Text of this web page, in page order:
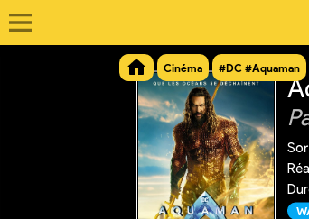
Cinéma #DC #Aquaman